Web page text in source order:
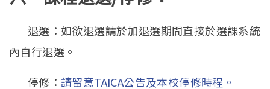
退選：如欲退選請於加退選期間直接於選課系統
內自行退選。
停修：請留意TAICA公告及本校停修時程。